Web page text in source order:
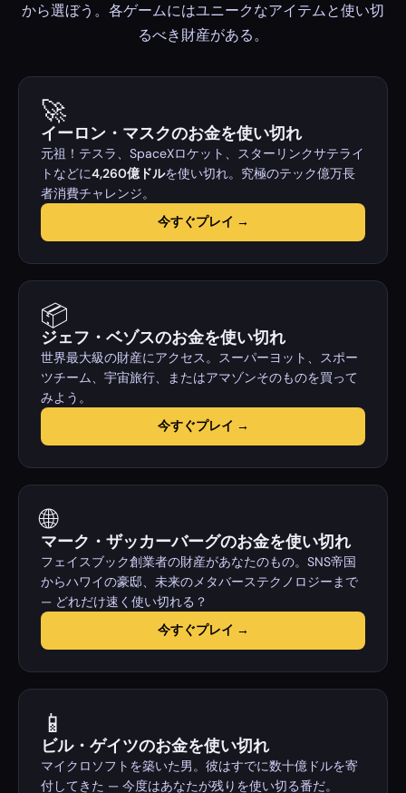
から選ぼう。各ゲームにはユニークなアイテムと使い切
るべき財産がある。
🚀
イーロン・マスクのお金を使い切れ
元祖！テスラ、SpaceXロケット、スターリンクサテライ
トなどに4,260億ドルを使い切れ。究極のテック億万長
者消費チャレンジ。
今すぐプレイ →
📦
ジェフ・ベゾスのお金を使い切れ
世界最大級の財産にアクセス。スーパーヨット、スポー
ツチーム、宇宙旅行、またはアマゾンそのものを買って
みよう。
今すぐプレイ →
🌐
マーク・ザッカーバーグのお金を使い切れ
フェイスブック創業者の財産があなたのもの。SNS帝国
からハワイの豪邸、未来のメタバーステクノロジーまで
— どれだけ速く使い切れる？
今すぐプレイ →
📱
ビル・ゲイツのお金を使い切れ
マイクロソフトを築いた男。彼はすでに数十億ドルを寄
付してきた — 今度はあなたが残りを使い切る番だ。